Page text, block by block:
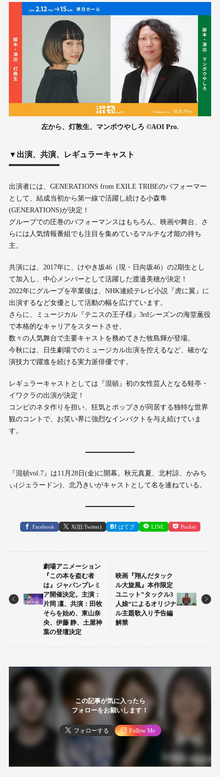
左から、灯敦生、マンボウやしろ ©︎AOI Pro.
▼出演、共演、レギュラーキャスト
出演者には、GENERATIONS from EXILE TRIBEのパフォーマー
として、結成当初から第一線で活躍し続ける小森隼
(GENERATIONS)が決定！
グループでの圧巻のパフォーマンスはもちろん、映画や舞台、さ
らには人気情報番組でも注目を集めているマルチな才能の持ち
主。
共演には、2017年に、けやき坂46（現・日向坂46）の2期生とし
て加入し、中心メンバーとして活躍した渡邉美穂が決定！
2022年にグループを卒業後は、NHK連続テレビ小説『虎に翼』に
出演するなど女優として活動の幅を広げています。
さらに、ミュージカル『テニスの王子様』3rdシーズンの海堂薫役
で本格的なキャリアをスタートさせ、
数々の人気舞台で主要キャストを務めてきた牧島輝が登場。
今秋には、日生劇場でのミュージカル出演を控えるなど、確かな
演技力で躍進を続ける実力派俳優です。
レギュラーキャストとしては『混頓』初の女性芸人となる蛙亭・
イワクラの出演が決定！
コンビのネタ作りを担い、狂気とポップさが同居する独特な世界
観のコントで、お笑い界に強烈なインパクトを与え続けていま
す。
『混頓vol.7』は11月28日(金)に開幕。秋元真夏、北村諒、かみち
ぃ(ジェラードン)、北乃きいがキャストとして名を連ねている。
Facebook X(旧:Twitter) はてブ LINE Pocket
劇場アニメーション
『この本を盗む者
は』ジャパンプレミ
ア開催決定。主演：
片岡 凜、共演：田牧
そらを始め、東山奈
央、伊藤 静、土屋神
葉の登壇決定
映画『翔んだタック
ル大旋風』本作限定
ユニット”タックル3
人娘“によるオリジナ
ル主題歌入り予告編
解禁
この記事が気に入ったら
フォローをお願いします！
フォローする Follow Me